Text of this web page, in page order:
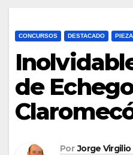
CONCURSOS DESTACADO
de
Por Jorge Virgilio